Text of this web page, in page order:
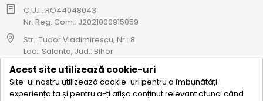
C.U.I.: RO44048043
Nr. Reg. Com.: J2021000915059
Str.: Tudor Vladimirescu, Nr.: 8
Loc.: Salonta, Jud.: Bihor
Cod CAEN: 4712
0771 695 908
Acest site utilizează cookie-uri
Site-ul nostru utilizează cookie-uri pentru a îmbunătăți
experiența ta și pentru a-ți afișa conținut relevant atunci când